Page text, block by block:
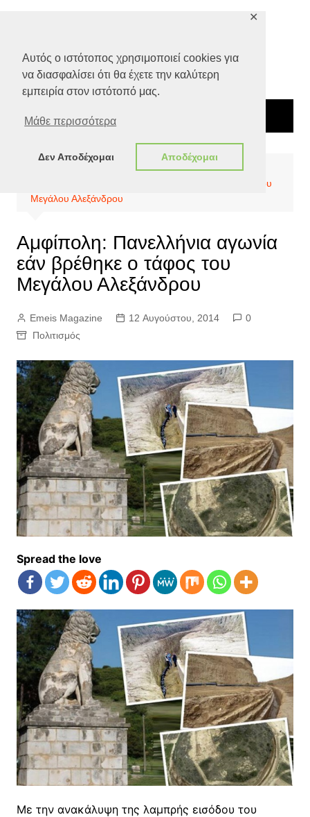
Αυτός ο ιστότοπος χρησιμοποιεί cookies για
να διασφαλίσει ότι θα έχετε την καλύτερη
εμπειρία στον ιστότοπό μας.
Μάθε περισσότερα
Δεν Αποδέχομαι Αποδέχομαι
✕
Αμφίπολη: Πανελλήνια αγωνία εάν βρέθηκε ο τάφος του
Μεγάλου Αλεξάνδρου
Αμφίπολη: Πανελλήνια αγωνία
εάν βρέθηκε ο τάφος του
Μεγάλου Αλεξάνδρου
Emeis Magazine 12 Αυγούστου, 2014
0
Πολιτισμός
Spread the love
Με την ανακάλυψη της λαμπρής εισόδου του